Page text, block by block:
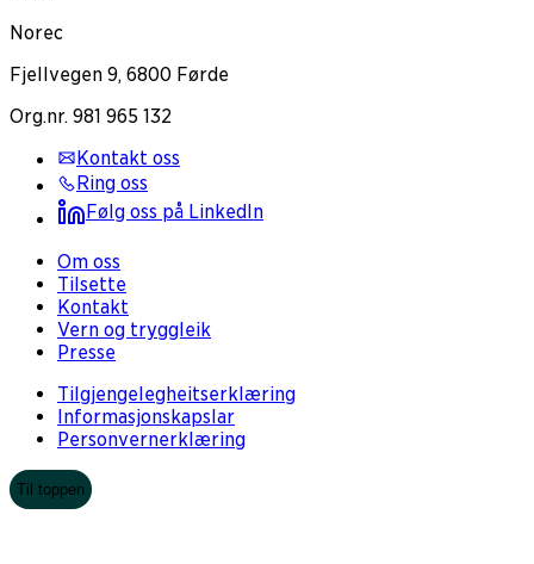
Norec
Fjellvegen 9, 6800 Førde
Org.nr. 981 965 132
Kontakt oss
Ring oss
Følg oss på LinkedIn
Om oss
Tilsette
Kontakt
Vern og tryggleik
Presse
Tilgjengelegheitserklæring
Informasjonskapslar
Personvernerklæring
Til toppen